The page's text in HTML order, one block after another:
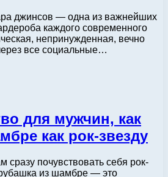
джинсов — одна из важнейших
каждого современного
непринужденная, вечно
все социальные…
для мужчин, как
как рок-звезду
сразу почувствовать себя рок-
рубашка из шамбре — это